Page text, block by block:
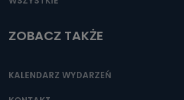
ZOBACZ TAKŻE
KALENDARZ WYDARZEŃ